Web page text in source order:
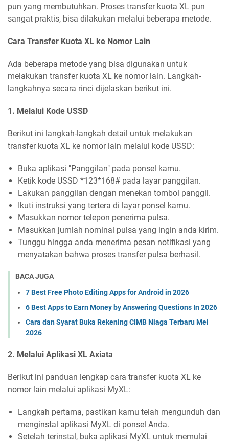
pun yang membutuhkan. Proses transfer kuota XL pun
sangat praktis, bisa dilakukan melalui beberapa metode.
Cara Transfer Kuota XL ke Nomor Lain
Ada beberapa metode yang bisa digunakan untuk
melakukan transfer kuota XL ke nomor lain. Langkah-
langkahnya secara rinci dijelaskan berikut ini.
1. Melalui Kode USSD
Berikut ini langkah-langkah detail untuk melakukan
transfer kuota XL ke nomor lain melalui kode USSD:
Buka aplikasi "Panggilan" pada ponsel kamu.
Ketik kode USSD *123*168# pada layar panggilan.
Lakukan panggilan dengan menekan tombol panggil.
Ikuti instruksi yang tertera di layar ponsel kamu.
Masukkan nomor telepon penerima pulsa.
Masukkan jumlah nominal pulsa yang ingin anda kirim.
Tunggu hingga anda menerima pesan notifikasi yang
menyatakan bahwa proses transfer pulsa berhasil.
BACA JUGA
7 Best Free Photo Editing Apps for Android in 2026
6 Best Apps to Earn Money by Answering Questions In 2026
Cara dan Syarat Buka Rekening CIMB Niaga Terbaru Mei
2026
2. Melalui Aplikasi XL Axiata
Berikut ini panduan lengkap cara transfer kuota XL ke
nomor lain melalui aplikasi MyXL:
Langkah pertama, pastikan kamu telah mengunduh dan
menginstal aplikasi MyXL di ponsel Anda.
Setelah terinstal, buka aplikasi MyXL untuk memulai